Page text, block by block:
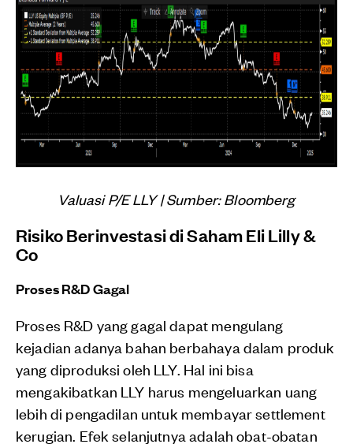
Valuasi P/E LLY | Sumber: Bloomberg
Risiko Berinvestasi di Saham Eli Lilly &
Co
Proses R&D Gagal
Proses R&D yang gagal dapat mengulang
kejadian adanya bahan berbahaya dalam produk
yang diproduksi oleh LLY. Hal ini bisa
mengakibatkan LLY harus mengeluarkan uang
lebih di pengadilan untuk membayar settlement
kerugian. Efek selanjutnya adalah obat-obatan